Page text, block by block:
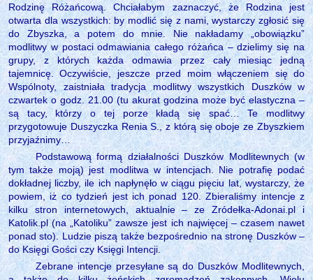
Rodzinę Różańcową. Chciałabym zaznaczyć, że Rodzina jest
otwarta dla wszystkich: by modlić się z nami, wystarczy zgłosić się
do Zbyszka, a potem do mnie. Nie nakładamy „obowiązku”
modlitwy w postaci odmawiania całego różańca – dzielimy się na
grupy, z których każda odmawia przez cały miesiąc jedną
tajemnicę. Oczywiście, jeszcze przed moim włączeniem się do
Wspólnoty, zaistniała tradycja modlitwy wszystkich Duszków w
czwartek o godz. 21.00 (tu akurat godzina może być elastyczna –
są tacy, którzy o tej porze kładą się spać… Te modlitwy
przygotowuje Duszyczka Renia S., z którą się oboje ze Zbyszkiem
przyjaźnimy…
Podstawową formą działalności Duszków Modlitewnych (w
tym także moją) jest modlitwa w intencjach. Nie potrafię podać
dokładnej liczby, ile ich napłynęło w ciągu pięciu lat, wystarczy, że
powiem, iż co tydzień jest ich ponad 120. Zbieraliśmy intencje z
kilku stron internetowych, aktualnie – ze Zródełka-Adonai.pl i
Katolik.pl (na „Katoliku” zawsze jest ich najwięcej – czasem nawet
ponad sto). Ludzie piszą także bezpośrednio na stronę Duszków –
do Księgi Gości czy Księgi Intencji.
Zebrane intencje przesyłane są do Duszków Modlitewnych,